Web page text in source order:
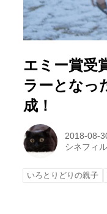
エミー賞受
ラーとなっ
成！
2018-08-
シネフィ
いろとりどりの親子